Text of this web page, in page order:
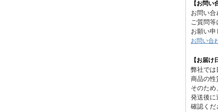
【お問い
お問い合
ご質問等
お願い申
お問い合
【お届け
弊社では
商品の性
そのため
発送後に
確認くだ